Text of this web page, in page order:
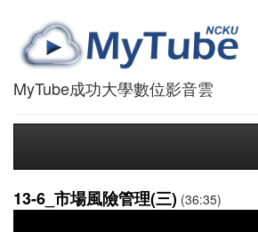
MyTube成功大學數位影音雲
13-6_市場風險管理(三) (36:35)